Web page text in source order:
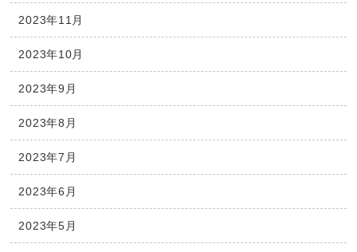
2023年11月
2023年10月
2023年9月
2023年8月
2023年7月
2023年6月
2023年5月